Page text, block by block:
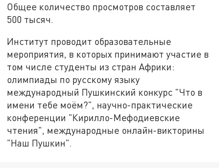
Общее количество просмотров составляет
500 тысяч.
Институт проводит образовательные
мероприятия, в которых принимают участие в
том числе студенты из стран Африки:
олимпиады по русскому языку
международный Пушкинский конкурс "Что в
имени тебе моём?", научно-практические
конференции "Кирилло-Мефодиевские
чтения", международные онлайн-викторины
"Наш Пушкин".